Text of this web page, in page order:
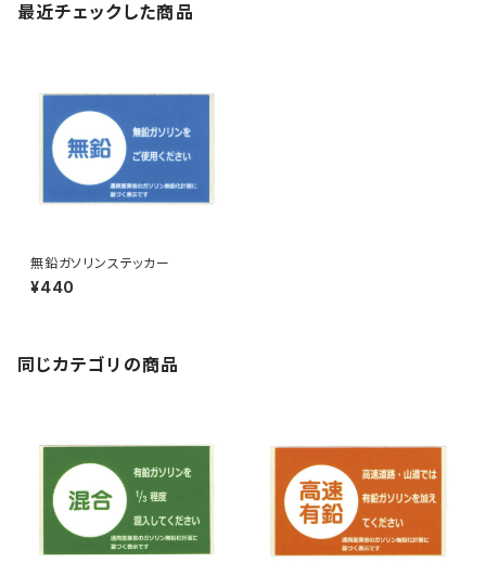
最近チェックした商品
無鉛ガソリンステッカー
¥440
同じカテゴリの商品